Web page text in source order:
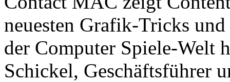
neuesten Grafik-Tricks
der Computer Spiele-Welt
Schickel, Geschäftsführer